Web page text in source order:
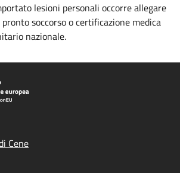
lesioni personali occorre allegare
soccorso o certificazione medica
nazionale.
Cene